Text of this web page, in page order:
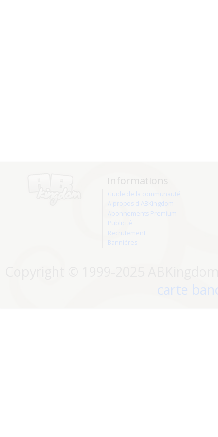
Informations
Guide de la communauté
A propos d'ABKingdom
Abonnements Premium
Publicité
Recrutement
Bannières
carte